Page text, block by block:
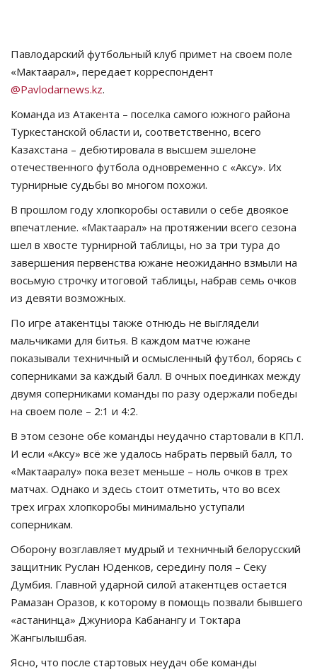
OFFICIAL
Курултай
Язык
Русский
Павлодарский футбольный клуб примет на своем поле
«Мактаарал», передает корреспондент
@Pavlodarnews.kz.
Команда из Атакента – поселка самого южного района
Туркестанской области и, соответственно, всего
Казахстана – дебютировала в высшем эшелоне
отечественного футбола одновременно с «Аксу». Их
турнирные судьбы во многом похожи.
В прошлом году хлопкоробы оставили о себе двоякое
впечатление. «Мактаарал» на протяжении всего сезона
шел в хвосте турнирной таблицы, но за три тура до
завершения первенства южане неожиданно взмыли на
восьмую строчку итоговой таблицы, набрав семь очков
из девяти возможных.
По игре атакентцы также отнюдь не выглядели
мальчиками для битья. В каждом матче южане
показывали техничный и осмысленный футбол, борясь с
соперниками за каждый балл. В очных поединках между
двумя соперниками команды по разу одержали победы
на своем поле – 2:1 и 4:2.
В этом сезоне обе команды неудачно стартовали в КПЛ.
И если «Аксу» всё же удалось набрать первый балл, то
«Мактааралу» пока везет меньше – ноль очков в трех
матчах. Однако и здесь стоит отметить, что во всех
трех играх хлопкоробы минимально уступали
соперникам.
Оборону возглавляет мудрый и техничный белорусский
защитник Руслан Юденков, середину поля – Секу
Думбия. Главной ударной силой атакентцев остается
Рамазан Оразов, к которому в помощь позвали бывшего
«астанинца» Джуниора Кабанангу и Токтара
Жангылышбая.
Ясно, что после стартовых неудач обе команды